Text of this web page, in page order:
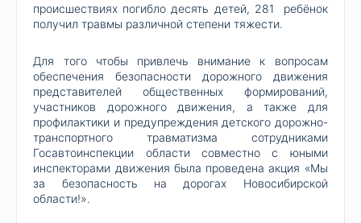
происшествиях погибло десять детей, 281 ребёнок
получил травмы различной степени тяжести.
Для того чтобы привлечь внимание к вопросам
обеспечения безопасности дорожного движения
представителей общественных формирований,
участников дорожного движения, а также для
профилактики и предупреждения детского дорожно-
транспортного травматизма сотрудниками
Госавтоинспекции области совместно с юными
инспекторами движения была проведена акция «Мы
за безопасность на дорогах Новосибирской
области!».